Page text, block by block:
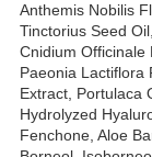
Anthemis Nobilis
Tinctorius Seed
Cnidium Officinale
Paeonia Lactiflora
Extract, Portulaca
Hydrolyzed
Fenchone, Aloe